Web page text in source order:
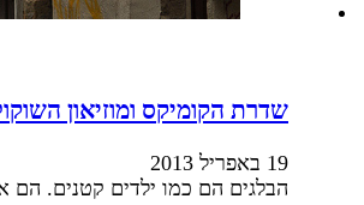
שדרת הקומיקס ומוזיאון
19 באפריל 2013
הבלגים הם כמו ילדים קטנים. הם